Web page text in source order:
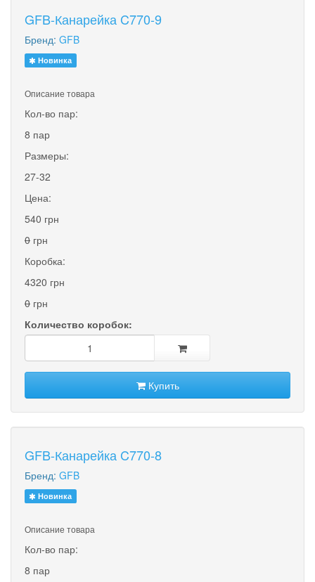
GFB-Канарейка C770-9
Бренд: GFB
Новинка
Описание товара
Кол-во пар:
8 пар
Размеры:
27-32
Цена:
540 грн
0 грн
Коробка:
4320 грн
0 грн
Количество коробок:
Купить
GFB-Канарейка C770-8
Бренд: GFB
Новинка
Описание товара
Кол-во пар:
8 пар